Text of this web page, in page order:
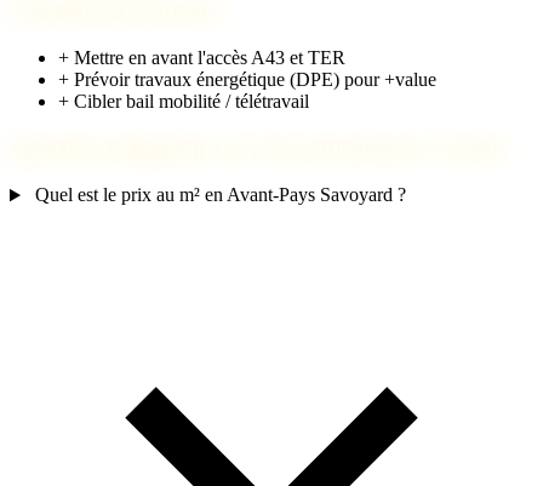
+ Mettre en avant l'accès A43 et TER
+ Prévoir travaux énergétique (DPE) pour +value
+ Cibler bail mobilité / télétravail
Quel est le prix au m² en Avant-Pays Savoyard ?